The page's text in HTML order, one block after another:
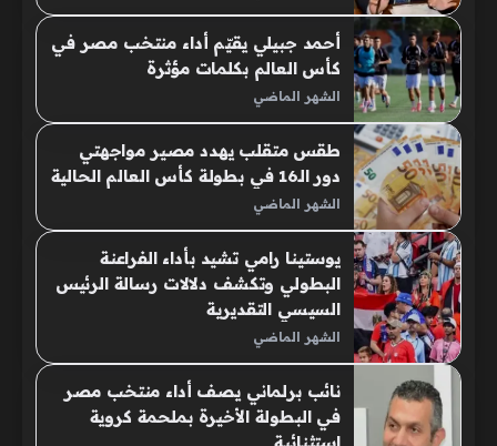
أحمد جبيلي يقيّم أداء منتخب مصر في
كأس العالم بكلمات مؤثرة
الشهر الماضي
طقس متقلب يهدد مصير مواجهتي
دور الـ16 في بطولة كأس العالم الحالية
الشهر الماضي
يوستينا رامي تشيد بأداء الفراعنة
البطولي وتكشف دلالات رسالة الرئيس
السيسي التقديرية
الشهر الماضي
نائب برلماني يصف أداء منتخب مصر
في البطولة الأخيرة بملحمة كروية
استثنائية